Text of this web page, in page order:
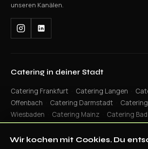
unseren Kanälen.
Catering in deiner Stadt
Catering Frankfurt · Catering Langen ·
Offenbach · Catering Darmstadt · Catering
Wiesbaden
Catering Mainz Catering
© 2026 Taste Frankfurt · Alle Rechte vorbehalten ·
Wir kochen mit Cookies. Du